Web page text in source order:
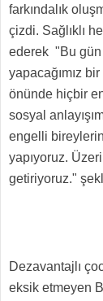
farkındalık
çizdi. Sağlıklı
ederek "Bu gün
yapacağımız
önünde hiçbir
sosyal
engelli
yapıyoruz.
getiriyoruz."
Dezavantajlı
eksik etmeyen